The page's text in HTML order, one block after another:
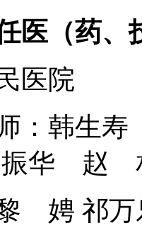
医（药、
医院
韩生
振华 赵
娉 祁万